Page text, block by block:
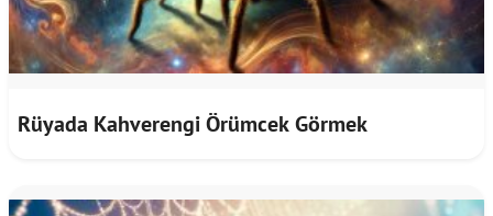
Rüyada Kahverengi Örümcek Görmek